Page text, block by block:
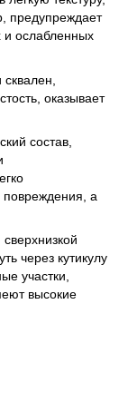
предупреждает
и ослабленных
оказывает
состав,
повреждения, а
через кутикулу
участки,
высокие